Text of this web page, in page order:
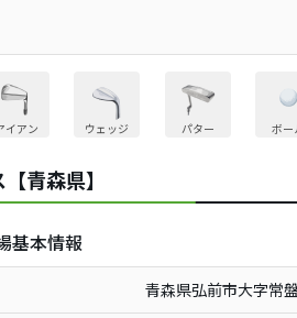
イアン ウェッジ パター ボー
青森県】
基本情報
青森県弘前市大字常